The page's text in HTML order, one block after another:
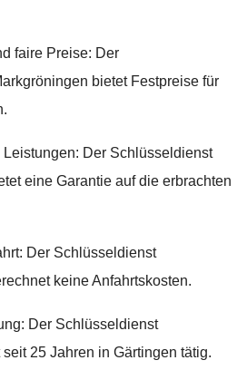
faire Preise: Der
bietet Festpreise für
Leistungen: Der Schlüsseldienst
eine Garantie auf die erbrachten
Der Schlüsseldienst
keine Anfahrtskosten.
Der Schlüsseldienst
25 Jahren in Gärtingen tätig.